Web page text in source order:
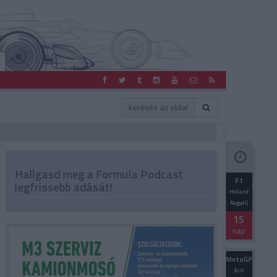
Hallgasd meg a Formula Podcast
legfrissebb adását! F1
Holland
Nagydíj
15
nap
MotoGP
Brit